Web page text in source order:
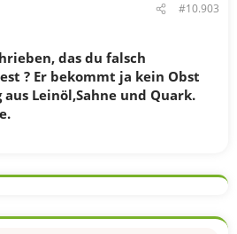
#10.903
das du falsch
? Er bekommt ja kein Obst
Leinöl,Sahne und Quark.